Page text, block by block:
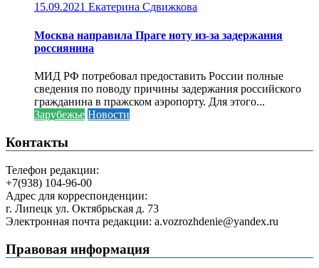
15.09.2021 Екатерина Сдвижкова
Москва направила Праге ноту из-за задержания
россиянина
МИД РФ потребовал предоставить России полные
сведения по поводу причины задержания российского
гражданина в пражском аэропорту. Для этого...
Зарубежье Новости
Контакты
Телефон редакции:
+7(938) 104-96-00
Адрес для корреспонденции:
г. Липецк ул. Октябрьская д. 73
Электронная почта редакции: a.vozrozhdenie@yandex.ru
Правовая информация